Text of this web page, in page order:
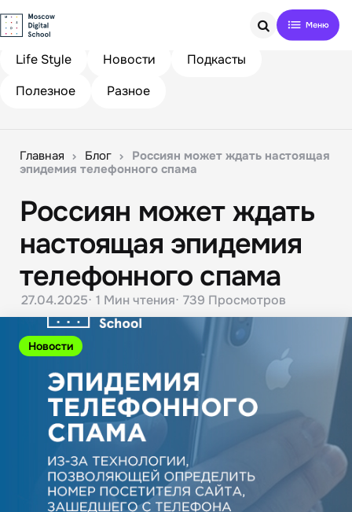
Search
Life Style
Новости
Подкасты
Полезное
Разное
Главная Блог
Россиян может ждать настоящая
эпидемия телефонного спама
Новости
Россиян может ждать
настоящая эпидемия
телефонного спама
27.04.2025 1 Мин чтения 739 Просмотров